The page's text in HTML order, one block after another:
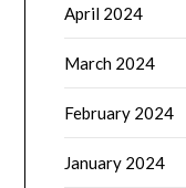
April 2024
March 2024
February 2024
January 2024